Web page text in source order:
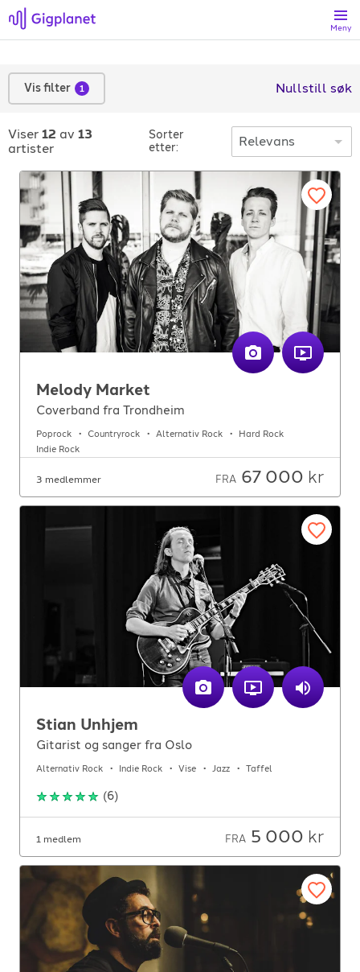
Meny
Søk
Logg inn
Registrer artist
Gigplanet
For arrangører
For musiker
Support
TELEFON
+4790640887
E-POST
support@gigplanet.no
Vis filter 1 Nullstill søk
Viser 12 av 13
artister
Sorter
etter:
Melody Market
Coverband fra Trondheim
Poprock Countryrock Alternativ Rock
Hard Rock
Indie Rock
3 medlemmer FRA 67 000 kr
Stian Unhjem
Gitarist og sanger fra Oslo
Alternativ Rock Indie Rock Vise Jazz Taffel
(6)
1 medlem FRA 5 000 kr